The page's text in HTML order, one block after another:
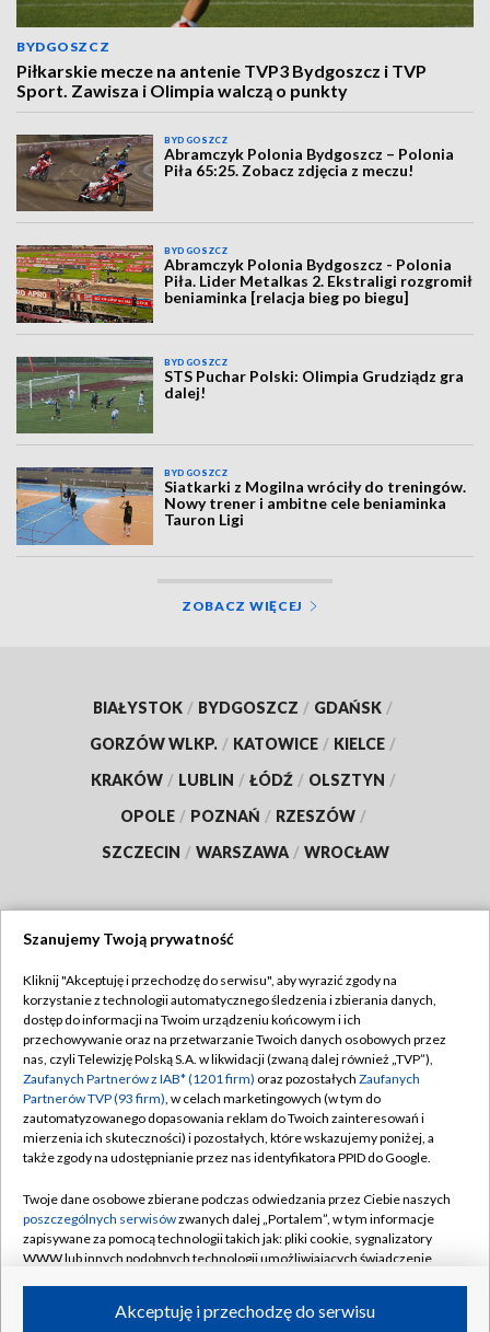
BYDGOSZCZ
Piłkarskie mecze na antenie TVP3 Bydgoszcz i TVP
Sport. Zawisza i Olimpia walczą o punkty
BYDGOSZCZ
Abramczyk Polonia Bydgoszcz – Polonia
Piła 65:25. Zobacz zdjęcia z meczu!
BYDGOSZCZ
Abramczyk Polonia Bydgoszcz - Polonia
Piła. Lider Metalkas 2. Ekstraligi rozgromił
beniaminka [relacja bieg po biegu]
BYDGOSZCZ
STS Puchar Polski: Olimpia Grudziądz gra
dalej!
BYDGOSZCZ
Siatkarki z Mogilna wróciły do treningów.
Nowy trener i ambitne cele beniaminka
Tauron Ligi
ZOBACZ WIĘCEJ
BIAŁYSTOK / BYDGOSZCZ / GDAŃSK /
GORZÓW WLKP. / KATOWICE / KIELCE /
KRAKÓW / LUBLIN / ŁÓDŹ / OLSZTYN /
OPOLE / POZNAŃ / RZESZÓW /
SZCZECIN / WARSZAWA / WROCŁAW
TVP
Abonament TVP
Emisja w TVP
Centrum informacji TVP
Naziemna Telewizja Cyfrowa
Rada Programowa
System NOS
Informacje o nadawcy
Program dla prasy
Regulamin TVP
Polityka prywatności
Moje zgody
Pomoc
Kontakt
Kanały
Szanujemy Twoją prywatność
Kliknij "Akceptuję i przechodzę do serwisu", aby wyrazić zgody na
korzystanie z technologii automatycznego śledzenia i zbierania danych,
dostęp do informacji na Twoim urządzeniu końcowym i ich
przechowywanie oraz na przetwarzanie Twoich danych osobowych przez
nas, czyli Telewizję Polską S.A. w likwidacji (zwaną dalej również „TVP”),
Zaufanych Partnerów z IAB* (1201 firm) oraz pozostałych Zaufanych
Partnerów TVP (93 firm), w celach marketingowych (w tym do
zautomatyzowanego dopasowania reklam do Twoich zainteresowań i
mierzenia ich skuteczności) i pozostałych, które wskazujemy poniżej, a
także zgody na udostępnianie przez nas identyfikatora PPID do Google.
Twoje dane osobowe zbierane podczas odwiedzania przez Ciebie naszych
poszczególnych serwisówzwanych dalej „Portalem”, w tym informacje
zapisywane za pomocą technologii takich jak: pliki cookie, sygnalizatory
WWW lub innych podobnych technologii umożliwiających świadczenie
ruchu w Internecie.Akceptuję i przechodzę do serwisu